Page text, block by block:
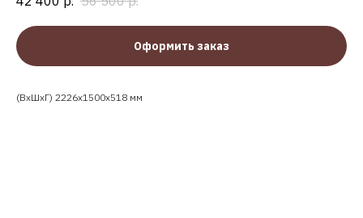
Оформить заказ
(ВхШхГ) 2226х1500х518 мм